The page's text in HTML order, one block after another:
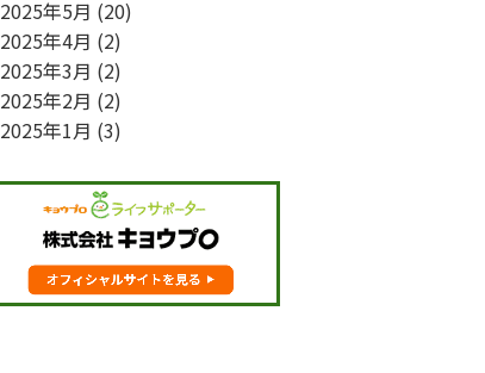
2025年5月 (20)
2025年4月 (2)
2025年3月 (2)
2025年2月 (2)
2025年1月 (3)